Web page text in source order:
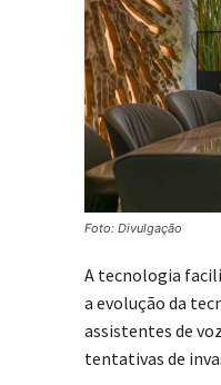
Foto: Divulgação
A tecnologia
a evolução da
assistentes de
tentativas de